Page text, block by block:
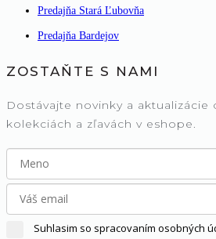
Predajňa Stará Ľubovňa
Predajňa Bardejov
ZOSTAŇTE S NAMI
Dostávajte novinky a aktualizácie
kolekciách a zľavách v eshope.
Suhlasim so spracovaním osobných